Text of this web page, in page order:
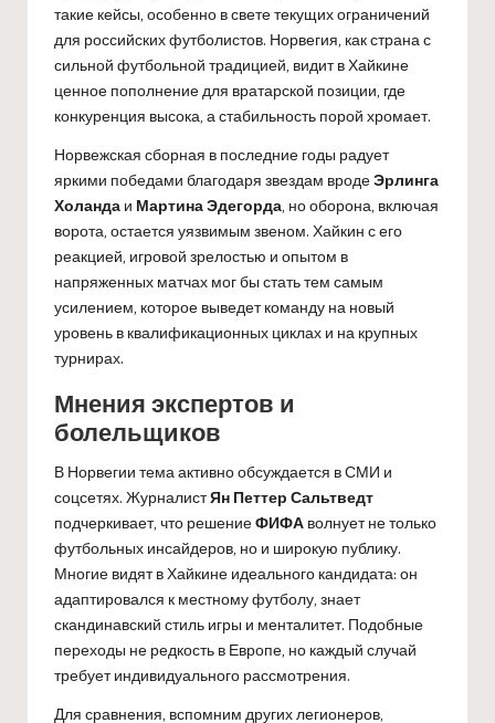
такие кейсы, особенно в свете текущих ограничений
для российских футболистов. Норвегия, как страна с
сильной футбольной традицией, видит в Хайкине
ценное пополнение для вратарской позиции, где
конкуренция высока, а стабильность порой хромает.
Норвежская сборная в последние годы радует
яркими победами благодаря звездам вродеЭрлинга
Холанда и Мартина Эдегорда, но оборона, включая
ворота, остается уязвимым звеном. Хайкин с его
реакцией, игровой зрелостью и опытом в
напряженных матчах мог бы стать тем самым
усилением, которое выведет команду на новый
уровень в квалификационных циклах и на крупных
турнирах.
Мнения экспертов и
болельщиков
В Норвегии тема активно обсуждается в СМИ и
соцсетях. ЖурналистЯн Петтер Сальтведт
подчеркивает, что решениеФИФА волнует не только
футбольных инсайдеров, но и широкую публику.
Многие видят в Хайкине идеального кандидата: он
адаптировался к местному футболу, знает
скандинавский стиль игры и менталитет. Подобные
переходы не редкость в Европе, но каждый случай
требует индивидуального рассмотрения.
Для сравнения, вспомним других легионеров,